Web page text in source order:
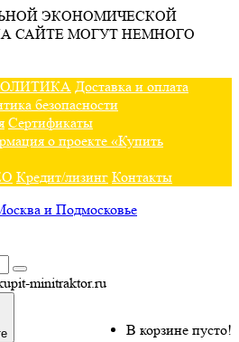
ЭКОНОМИЧЕСКОЙ
САЙТЕ МОГУТ НЕМНОГО
Доставка и оплата
безопасности
Сертификаты
о проекте «Купить
Кредит/лизинг Контакты
minitraktor.ru
В корзине пусто!